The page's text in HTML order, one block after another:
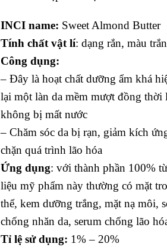
INCI name: Sweet Almond Butter
Tính chất vật lí: dạng rắn, màu
Công dụng:
– Đây là hoạt chất dưỡng ẩm khá
lại một làn da mềm mượt đồng thời
không bị mất nước
– Chăm sóc da bị rạn, giảm kích
chặn quá trình lão hóa
Ứng dụng: với thành phần 100%
liệu mỹ phẩm này thường có mặt
thể, kem dưỡng trắng, mặt nạ môi,
chống nhăn da, serum chống lão
Tỉ lệ sử dụng: 1% – 20%